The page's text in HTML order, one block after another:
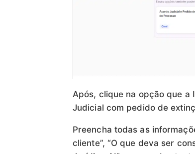
Após, clique na opção que
Judicial com pedido de
Preencha todas as
cliente”, “O que deva ser